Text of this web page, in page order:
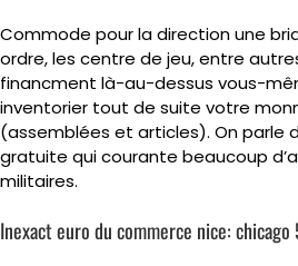
Commode pour la direction une
ordre, les centre de jeu, entre
financment là-au-dessus vous-
inventorier tout de suite votre
(assemblées et articles). On parle
gratuite qui courante beaucoup
militaires.
Inexact euro du commerce nice: